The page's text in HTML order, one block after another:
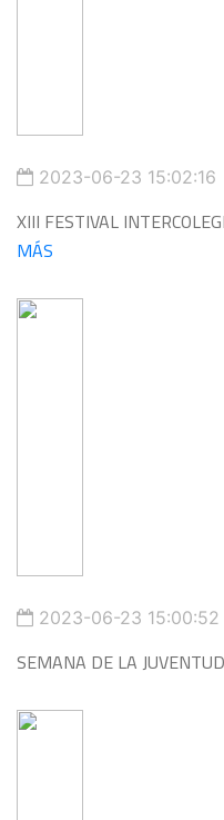
2023-06-23 15:02:16
XIII FESTIVAL
MÁS
2023-06-23 15:00:52
SEMANA DE LA JUVENTUD